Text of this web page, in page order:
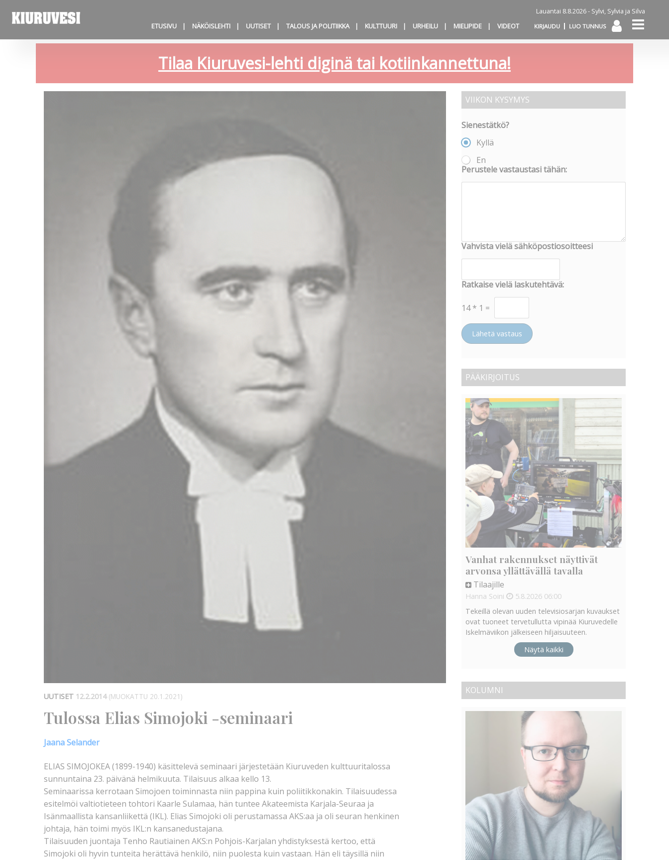
Lauantai 8.8.2026 - Sylvi, Sylvia ja Silva
ETUSIVU
NÄKÖISLEHTI UUTISET TALOUS JA POLITIIKKA KULTTUURI URHEILU MIELIPIDE VIDEOT KIRJAUDU LUO TUNNUS
Tilaa Kiuruvesi-lehti diginä tai kotiinkannettuna!
UUTISET 12.2.2014 (MUOKATTU 20.1.2021)
Tulossa Elias Simojoki -seminaari
Jaana Selander
ELIAS SIMOJOKEA (1899-1940) käsittelevä seminaari järjestetään Kiuruveden kulttuuritalossa
sunnuntaina 23. päivänä helmikuuta. Tilaisuus alkaa kello 13.
Seminaarissa kerrotaan Simojoen toiminnasta niin pappina kuin poliitikkonakin. Tilaisuudessa
esitelmöi valtiotieteen tohtori Kaarle Sulamaa, hän tuntee Akateemista Karjala-Seuraa ja
Isänmaallista kansanliikettä (IKL). Elias Simojoki oli perustamassa AKS:aa ja oli seuran henkinen
johtaja, hän toimi myös IKL:n kansanedustajana.
Tilaisuuden juontaja Tenho Rautiainen AKS:n Pohjois-Karjalan yhdistyksestä kertoo, että
Simojoki oli hyvin tunteita herättävä henkilö, niin puolesta kuin vastaan. Hän eli täysillä niin
VIIKON KYSYMYS
Sienestätkö?
Kyllä
En
Perustele vastaustasi tähän:
Vahvista vielä sähköpostiosoitteesi
Ratkaise vielä laskutehtävä:
14 * 1 =
Lähetä vastaus
PÄÄKIRJOITUS
Vanhat rakennukset näyttivät
arvonsa yllättävällä tavalla
Tilaajille
Hanna Soini 5.8.2026 06:00
Tekeillä olevan uuden televisiosarjan kuvaukset
ovat tuoneet tervetullutta vipinää Kiuruvedelle
Iskelmäviikon jälkeiseen hiljaisuuteen.
Näytä kaikki
KOLUMNI